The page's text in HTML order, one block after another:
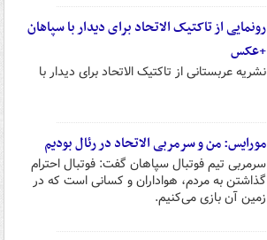
رونمایی از تاکتیک الاتحاد برای دیدار با سپاهان
+عکس
نشریه عربستانی از تاکتیک الاتحاد برای دیدار با
مورایس: من و سرمربی الاتحاد در رئال بودیم
سرمربی تیم فوتبال سپاهان گفت: فوتبال احترام
گذاشتن به مردم، هواداران و کسانی است که در
زمین آن بازی می‌کنیم.